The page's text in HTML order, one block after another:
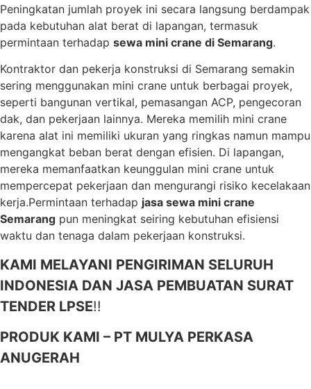
Peningkatan jumlah proyek ini secara langsung berdampak
pada kebutuhan alat berat di lapangan, termasuk
permintaan terhadap sewa mini crane di Semarang.
Kontraktor dan pekerja konstruksi di Semarang semakin
sering menggunakan mini crane untuk berbagai proyek,
seperti bangunan vertikal, pemasangan ACP, pengecoran
dak, dan pekerjaan lainnya. Mereka memilih mini crane
karena alat ini memiliki ukuran yang ringkas namun mampu
mengangkat beban berat dengan efisien. Di lapangan,
mereka memanfaatkan keunggulan mini crane untuk
mempercepat pekerjaan dan mengurangi risiko kecelakaan
kerja.Permintaan terhadap jasa sewa mini crane
Semarang pun meningkat seiring kebutuhan efisiensi
waktu dan tenaga dalam pekerjaan konstruksi.
KAMI MELAYANI PENGIRIMAN SELURUH
INDONESIA DAN JASA PEMBUATAN SURAT
TENDER LPSE!!
PRODUK KAMI – PT MULYA PERKASA
ANUGERAH